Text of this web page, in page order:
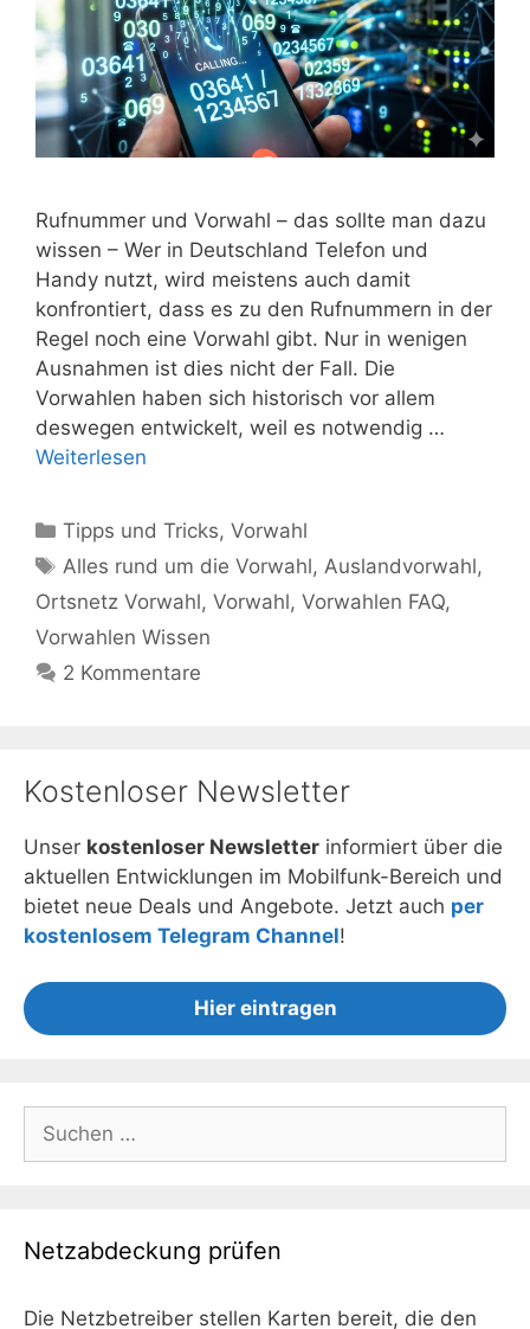
Rufnummer und Vorwahl – das sollte man dazu
wissen – Wer in Deutschland Telefon und
Handy nutzt, wird meistens auch damit
konfrontiert, dass es zu den Rufnummern in der
Regel noch eine Vorwahl gibt. Nur in wenigen
Ausnahmen ist dies nicht der Fall. Die
Vorwahlen haben sich historisch vor allem
deswegen entwickelt, weil es notwendig …
Weiterlesen
Kategorien
Tipps und Tricks,Vorwahl
Schlagwörter
Alles rund um die Vorwahl,Auslandvorwahl,
Ortsnetz Vorwahl, Vorwahl, Vorwahlen FAQ,
Vorwahlen Wissen
2 Kommentare
Kostenloser Newsletter
Unser kostenloser Newsletter informiert über die
aktuellen Entwicklungen im Mobilfunk-Bereich und
bietet neue Deals und Angebote. Jetzt auch per
kostenlosem Telegram Channel!
Hier eintragen
nach:
Netzabdeckung prüfen
Die Netzbetreiber stellen Karten bereit, die den